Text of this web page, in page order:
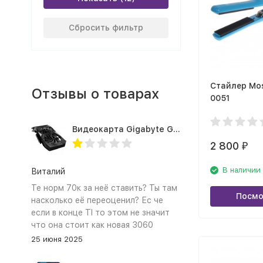
Стайлер
0051
2 800 ₽
В наличии
Сбросить фильтр
Отзывы о товарах
Видеокарта Gigabyte GTX1660TI 6GB (GV-N166TOC-6GD 1.0A)
Виталий
Те норм 70к за неё ставить? Ты там
насколько её переоценил? Ес че
если в конце TI то этом не значит
что она стоит как новая 3060
25 июня 2025